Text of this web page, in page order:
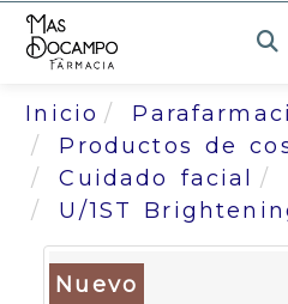
Inicio
Productos de
Cuidado facial
U/1ST
Nuevo